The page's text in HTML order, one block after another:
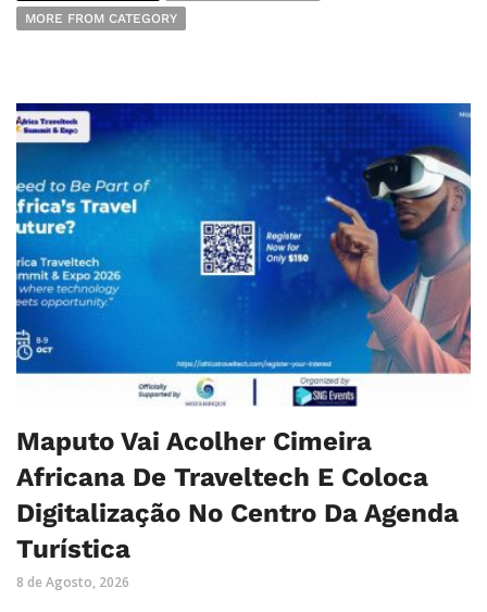
MORE FROM CATEGORY
Maputo Vai Acolher Cimeira
Africana De Traveltech E Coloca
Digitalização No Centro Da Agenda
Turística
8 de Agosto, 2026